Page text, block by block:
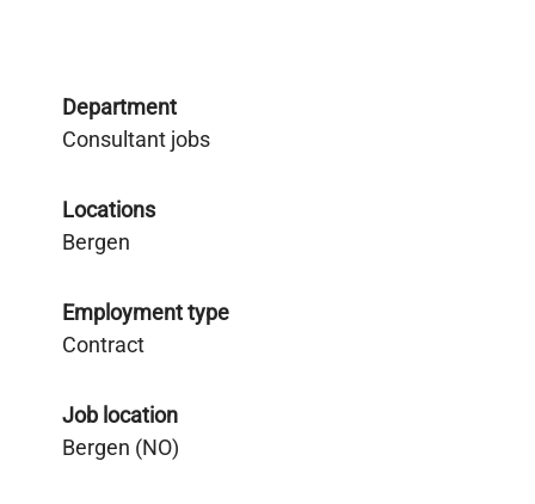
Department
Consultant jobs
Locations
Bergen
Employment type
Contract
Job location
Bergen (NO)